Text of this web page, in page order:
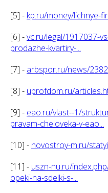
[5] - kp.ru/money/lichnye-
[6] -vc.ru/legal/1917037-
prodazhe-kvartiry-...
[7] - arbspor.ru/news/
[8] - uprofdom.ru/
[9] - eao.ru/vlast--1/
pravam-cheloveka-v-eao...
[10] - novostroy-m.ru/
[11] - uszn-nu.ru/
opeki-na-sdelki-s-...